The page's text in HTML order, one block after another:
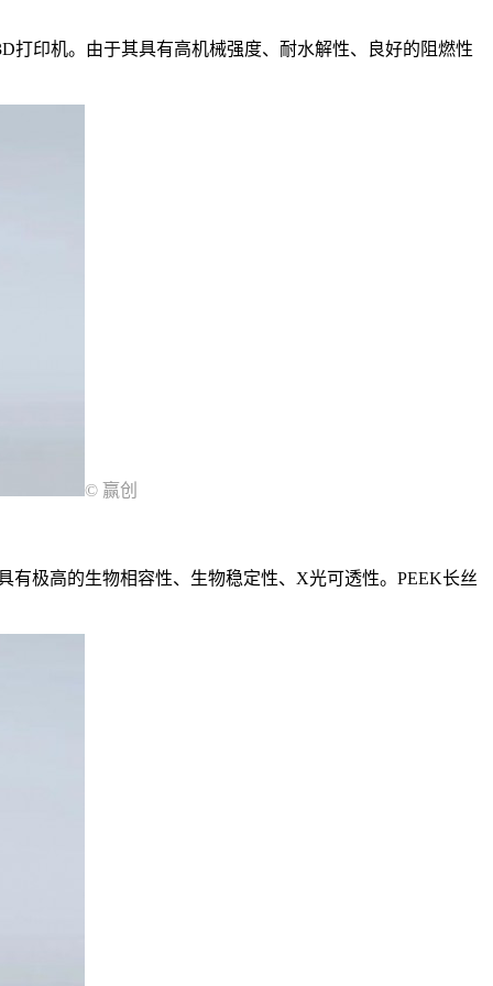
打印机。由于其具有高机械强度、耐水解性、良好的阻燃性
© 赢创
有极高的生物相容性、生物稳定性、X光可透性。PEEK长丝